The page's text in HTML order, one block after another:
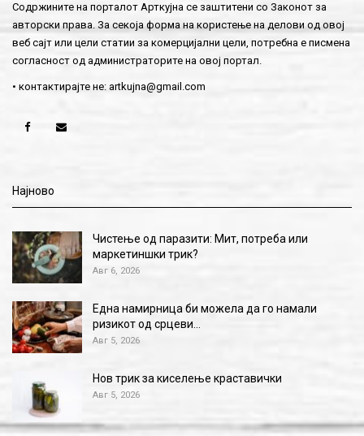
Содржините на порталот Арткујна се заштитени со Законот за
авторски права. За секоја форма на користење на делови од овој
веб сајт или цели статии за комерцијални цели, потребна е писмена
согласност од администраторите на овој портал.
• контактирајте не: artkujna@gmail.com
Најново
Чистење од паразити: Мит, потреба или
маркетиншки трик?
Авг 6, 2026
Една намирница би можела да го намали
ризикот од срцеви…
Авг 5, 2026
Нов трик за киселење краставички
Авг 5, 2026